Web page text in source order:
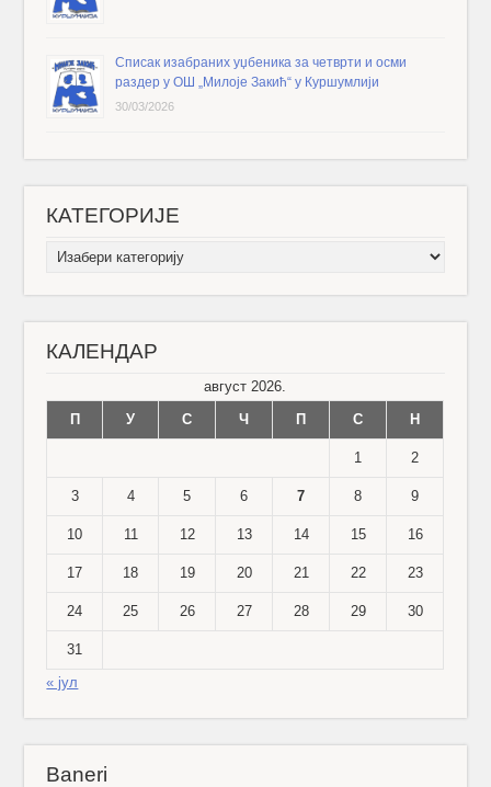
Списак изабраних уџбеника за четврти и осми
раздер у ОШ „Милоје Закић“ у Куршумлији
30/03/2026
КАТЕГОРИЈЕ
КАТЕГОРИЈЕ
КАЛЕНДАР
август 2026.
П
У С Ч П С Н
1 2
3 4 5 6 7 8 9
10 11 12 13 14 15 16
17 18 19 20 21 22 23
24 25 26 27 28 29 30
31
« јул
Baneri